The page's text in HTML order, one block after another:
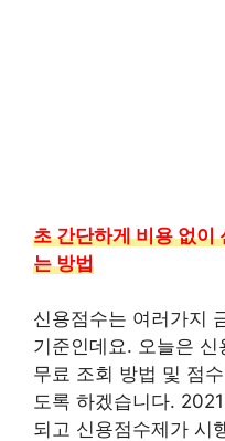
초 간단하게 비용 없이
는 방법
신용점수는 여러가지
기준인데요. 오늘은
무료 조회 방법 및 점
도록 하겠습니다.
되고 신용점수제가 시